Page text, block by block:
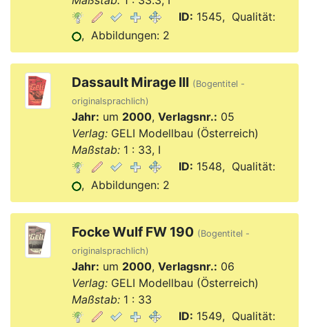
ID: 1545, Qualität:
, Abbildungen: 2
Dassault Mirage III (Bogentitel -
originalsprachlich)
Jahr: um 2000, Verlagsnr.: 05
Verlag:GELI Modellbau (Österreich)
Maßstab:1 : 33, I
ID: 1548, Qualität:
, Abbildungen: 2
Focke Wulf FW 190 (Bogentitel -
originalsprachlich)
Jahr: um 2000, Verlagsnr.: 06
Verlag:GELI Modellbau (Österreich)
Maßstab:1 : 33
ID: 1549, Qualität: